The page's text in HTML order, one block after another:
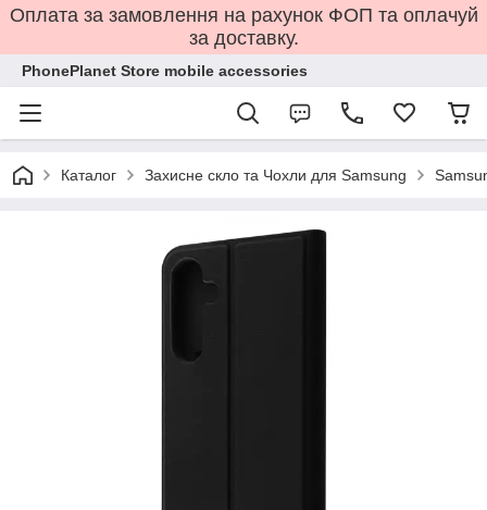
Оплата за замовлення на рахунок ФОП та оплачуй
за доставку.
PhonePlanet Store mobile accessories
Каталог Захисне скло та Чохли для Samsung